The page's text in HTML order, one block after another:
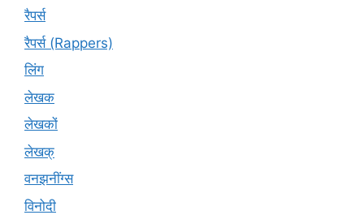
रैपर्स
रैपर्स (Rappers)
लिंग
लेखक
लेखकों
लेखक्
वनझनींग्स
विनोदी